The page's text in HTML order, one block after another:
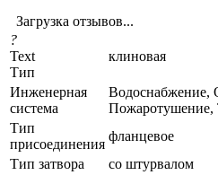
Загрузка отзывов...
?
Text
Тип
клиновая
Инженерная
система
Водоснабжение,
Пожаротушение,
Тип
присоединения
фланцевое
Тип затвора
со штурвалом